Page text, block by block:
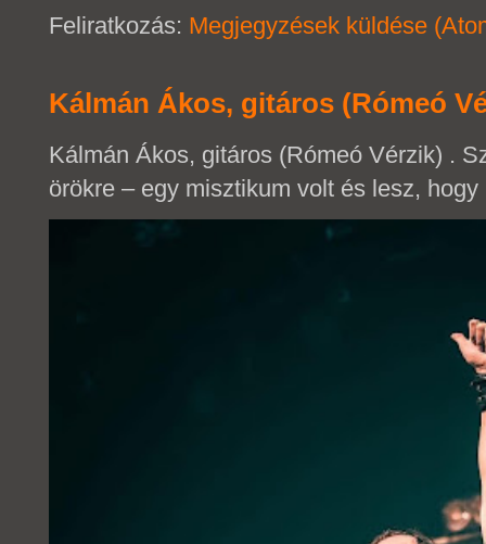
Feliratkozás: Megjegyzések küldése
Kálmán Ákos, gitáros (Rómeó
Kálmán Ákos, gitáros (Rómeó Vérzik) .
örökre – egy misztikum volt és lesz,